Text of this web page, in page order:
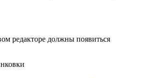
редакторе должны появиться